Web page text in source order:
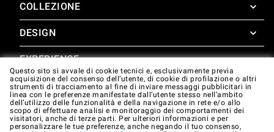
COLLEZIONE
SuperOven
Accessori
DESIGN
Design Lounge
Downloads
Gallery
EXPERIENCE
SuperOven Experience
Unox Casa App
SUPPORTO
Garanzia
Questo sito si avvale di cookie tecnici e, esclusivamente previa
acquisizione del consenso dell’utente, di cookie di profilazione o altri
strumenti di tracciamento al fine di inviare messaggi pubblicitari in
linea con le preferenze manifestate dall’utente stesso nell’ambito
dell’utilizzo delle funzionalità e della navigazione in rete e/o allo
scopo di effettuare analisi e monitoraggio dei comportamenti dei
visitatori, anche di terze parti. Per ulteriori informazioni e per
personalizzare le tue preferenze, anche negando il tuo consenso,